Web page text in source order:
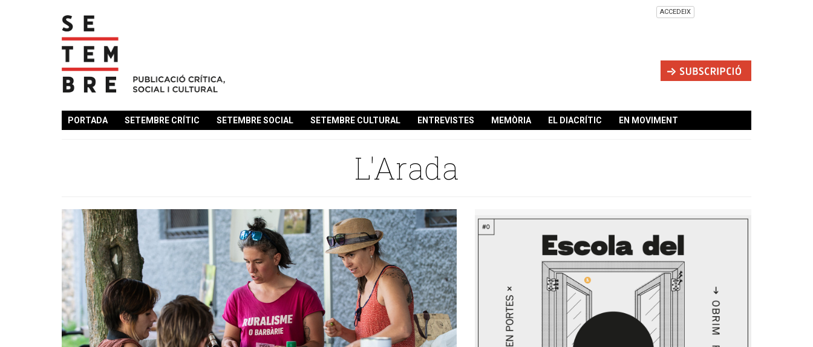
ACCEDEIX
PORTADA SETEMBRE CRÍTIC SETEMBRE SOCIAL SETEMBRE CULTURAL ENTREVISTES MEMÒRIA EL DIACRÍTIC EN MOVIMENT
L'Arada